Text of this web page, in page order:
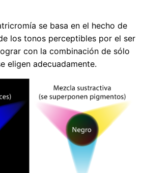
se basa en el hecho de
los tonos perceptibles por el ser
con la combinación de sólo
eligen adecuadamente.